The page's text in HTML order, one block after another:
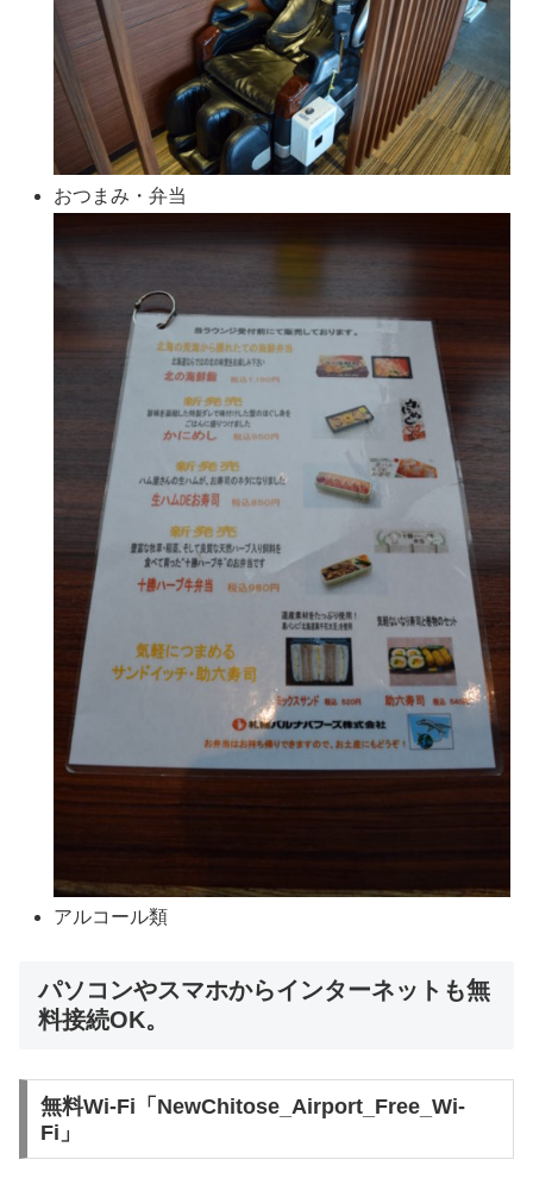
おつまみ・弁当
アルコール類
パソコンやスマホからインターネットも無
料接続OK。
無料Wi-Fi「NewChitose_Airport_Free_Wi-
Fi」